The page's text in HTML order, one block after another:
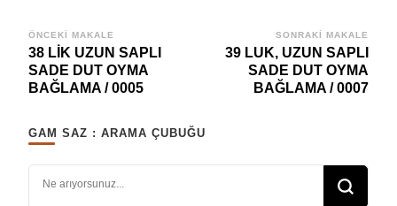
Yazı
dolaşımı
ÖNCEKI MAKALE
38 LİK UZUN SAPLI
SADE DUT OYMA
BAĞLAMA / 0005
SONRAKI MAKALE
39 LUK, UZUN SAPLI
SADE DUT OYMA
BAĞLAMA / 0007
GAM SAZ : ARAMA ÇUBUĞU